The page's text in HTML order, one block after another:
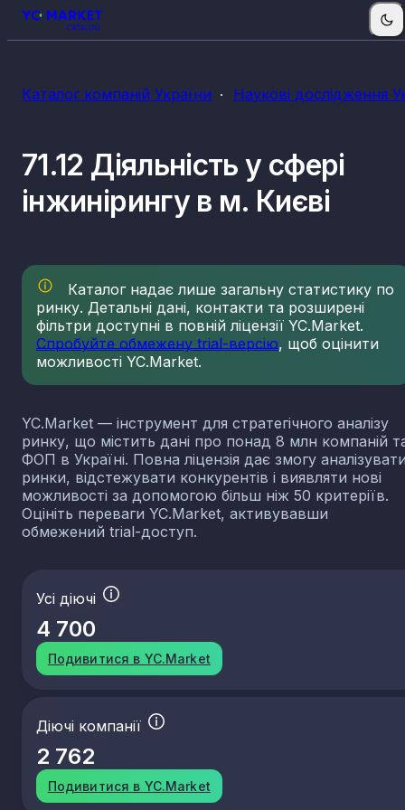
Каталог компаній України Наукові дослідження
71.12 Діяльність у сфері
інжинірингу в м. Києві
Каталог надає лише загальну статистику по
ринку. Детальні дані, контакти та розширені
фільтри доступні в повній ліцензії YC.Market.
Спробуйте обмежену trial-версію, щоб оцінити
можливості YC.Market.
YC.Market — інструмент для стратегічного аналізу
ринку, що містить дані про понад 8 млн компаній
ФОП в Україні. Повна ліцензія дає змогу
ринки, відстежувати конкурентів і виявляти нові
можливості за допомогою більш ніж 50 критеріїв.
Оцініть переваги YC.Market, активувавши
обмежений trial-доступ.
Усі діючі
4 700
Подивитися в YC.Market
Діючі компанії
2 762
Подивитися в YC.Market